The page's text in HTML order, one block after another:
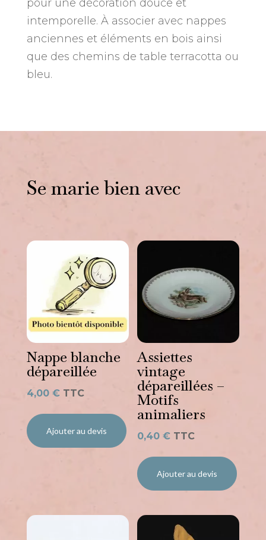
pour une décoration douce et
intemporelle. À associer avec nappes
anciennes et éléments en bois ainsi
que des chemins de table terracotta ou
bleu.
Se marie bien avec
Nappe blanche
dépareillée
4,00 € TTC
Ajouter au devis
Assiettes
vintage
dépareillées –
Motifs
animaliers
0,40€ TTC
Ajouter au devis